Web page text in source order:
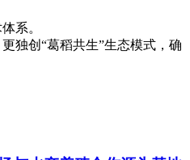
系。
独创“葛稻共生”生态模式，确